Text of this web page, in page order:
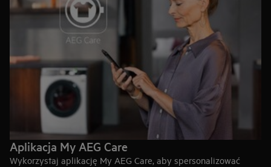
Aplikacja My AEG Care
Wykorzystaj aplikację My AEG Care, aby spersonalizować